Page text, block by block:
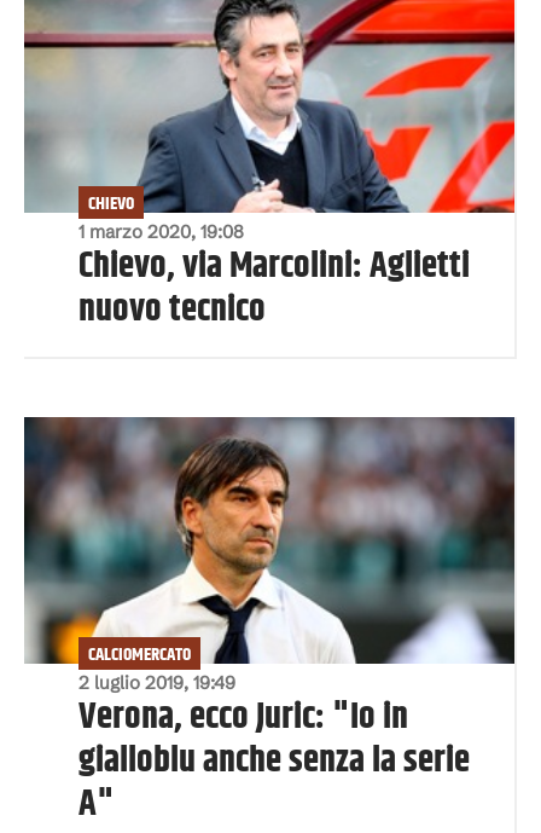
1 marzo 2020, 19:08
CHIEVO
Chievo, via Marcolini: Aglietti
nuovo tecnico
2 luglio 2019, 19:49
CALCIOMERCATO
Verona, ecco Juric: "Io in
gialloblu anche senza la serie
A"